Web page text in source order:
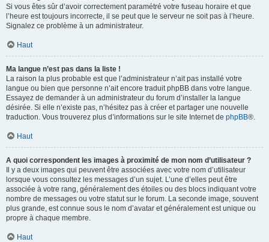
Si vous êtes sûr d’avoir correctement paramétré votre fuseau horaire et que
l’heure est toujours incorrecte, il se peut que le serveur ne soit pas à l’heure.
Signalez ce problème à un administrateur.
Haut
Ma langue n’est pas dans la liste !
La raison la plus probable est que l’administrateur n’ait pas installé votre
langue ou bien que personne n’ait encore traduit phpBB dans votre langue.
Essayez de demander à un administrateur du forum d’installer la langue
désirée. Si elle n’existe pas, n’hésitez pas à créer et partager une nouvelle
traduction. Vous trouverez plus d’informations sur le site Internet de phpBB®.
Haut
A quoi correspondent les images à proximité de mon nom d’utilisateur ?
Il y a deux images qui peuvent être associées avec votre nom d’utilisateur
lorsque vous consultez les messages d’un sujet. L’une d’elles peut être
associée à votre rang, généralement des étoiles ou des blocs indiquant votre
nombre de messages ou votre statut sur le forum. La seconde image, souvent
plus grande, est connue sous le nom d’avatar et généralement est unique ou
propre à chaque membre.
Haut